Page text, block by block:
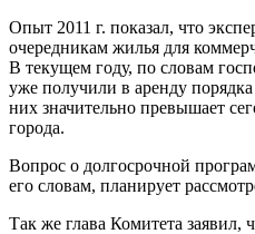
Опыт 2011 г. показал, что
очередникам жилья для
В текущем году, по словам
уже получили в аренду
них значительно превышает
города.
Вопрос о долгосрочной
его словам, планирует
Так же глава Комитета заявил,